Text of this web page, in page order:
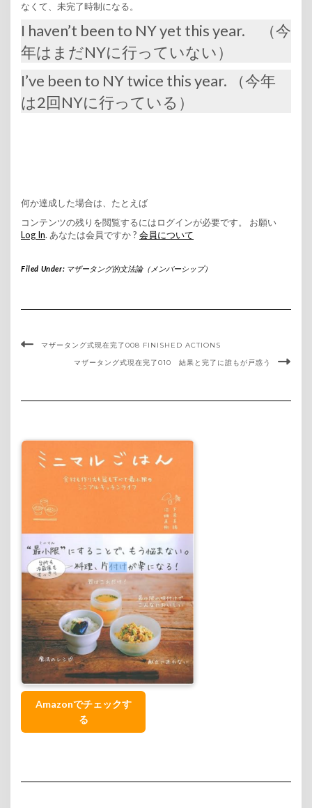
なくて、未完了時制になる。
I haven’t been to NY yet this year. （今
年はまだNYに行っていない）
I’ve been to NY twice this year. （今年
は2回NYに行っている）
何か達成した場合は、たとえば
コンテンツの残りを閲覧するにはログインが必要です。 お願い
Log In. あなたは会員ですか ? 会員について
Filed Under: マザータング的文法論（メンバーシップ）
マザータング式現在完了008 FINISHED ACTIONS
マザータング式現在完了010 結果と完了に誰もが戸惑う
Amazonでチェックす
る